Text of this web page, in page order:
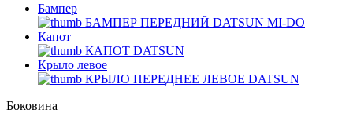
Бампер
БАМПЕР ПЕРЕДНИЙ DATSUN MI-DO
Капот
КАПОТ DATSUN
Крыло левое
КРЫЛО ПЕРЕДНЕЕ ЛЕВОЕ DATSUN
Боковина